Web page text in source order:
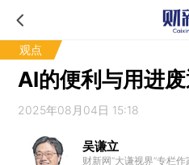
观点
AI的便利与用进
2025年08月04日 15:18
吴谦立
财新网“大谦视界”专栏